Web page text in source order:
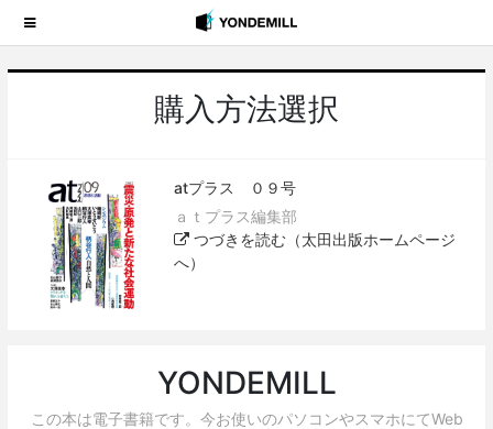
購入方法選択
atプラス ０９号
ａｔプラス編集部
つづきを読む（太田出版ホームページ
へ）
YONDEMILL
この本は電子書籍です。今お使いのパソコンやスマホにてWeb